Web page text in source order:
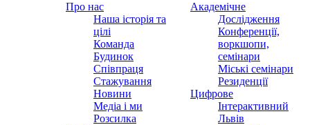
Про нас
Наша історія та
цілі
Команда
Будинок
Співпраця
Стажування
Новини
Медіа і ми
Розсилка
Академічне
Дослідження
Конференції,
воркшопи,
семінари
Міські семінари
Резиденції
Цифрове
Інтерактивний
Львів